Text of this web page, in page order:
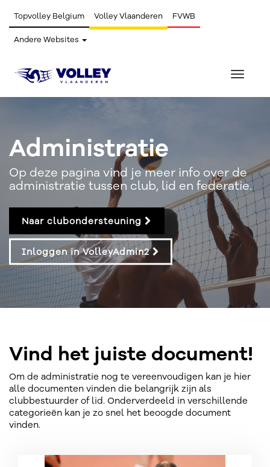
Topvolley Belgium Volley Vlaanderen FVWB
Andere Websites
Toggle
Administratie
Op deze pagina vind je meer info over de
administratie tussen club, lid en federatie.
Naar clubondersteuning
Inloggen in VolleyAdmin2
Vind het juiste document!
Om de administratie nog te vereenvoudigen kan je hier
alle documenten vinden die belangrijk zijn als
clubbestuurder of lid. Onderverdeeld in verschillende
categorieën kan je zo snel het beoogde document
vinden.